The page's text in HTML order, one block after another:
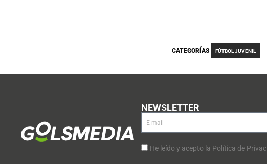
CATEGORÍAS FÚTBOL JUVENIL
NEWSLETTER
He leído y acepto la Política de